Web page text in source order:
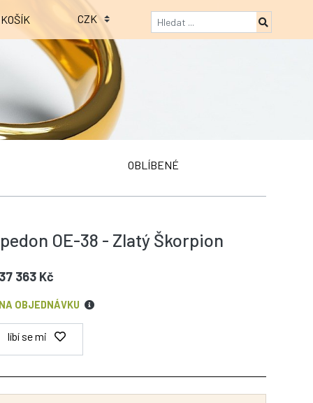
KOŠÍK
OBLÍBENÉ
OE-38 - Zlatý Škorpion
363 Kč
OBJEDNÁVKU
líbí se mi